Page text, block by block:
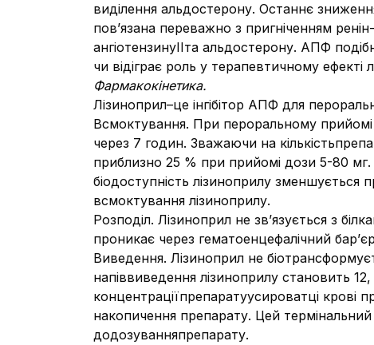
виділення альдостерону. Останнє
пов’язана переважно з пригніченням
ангіотензинуIIта альдостерону. АПФ
чи відіграє роль у терапевтичному
Фармакокінетика.
Лізиноприл–це інгібітор АПФ для
Всмоктування. При пероральному прийомі
через 7 годин. Зважаючи на
приблизно 25 % при прийомі дози 5-80
біодоступність лізиноприлу
всмоктування лізиноприлу.
Розподіл. Лізиноприл не зв’язується з
проникає через гематоенцефалічний
Виведення. Лізиноприл не
напіввиведення лізиноприлу становить
концентраціїпрепаратуусироватці крові
накопичення препарату. Цей
додозуванняпрепарату.